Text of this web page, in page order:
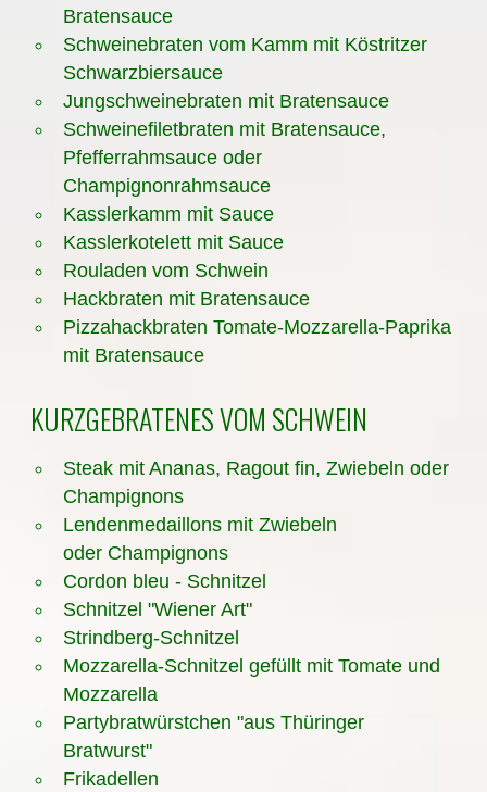
Bratensauce
Schweinebraten vom Kamm mit Köstritzer
Schwarzbiersauce
Jungschweinebraten mit Bratensauce
Schweinefiletbraten mit Bratensauce,
Pfefferrahmsauce oder
Champignonrahmsauce
Kasslerkamm mit Sauce
Kasslerkotelett mit Sauce
Rouladen vom Schwein
Hackbraten mit Bratensauce
Pizzahackbraten Tomate-Mozzarella-Paprika
mit Bratensauce
KURZGEBRATENES VOM SCHWEIN
Steak mit Ananas, Ragout fin, Zwiebeln oder
Champignons
Lendenmedaillons mit Zwiebeln
oder Champignons
Cordon bleu - Schnitzel
Schnitzel "Wiener Art"
Strindberg-Schnitzel
Mozzarella-Schnitzel gefüllt mit Tomate und
Mozzarella
Partybratwürstchen "aus Thüringer
Bratwurst"
Frikadellen